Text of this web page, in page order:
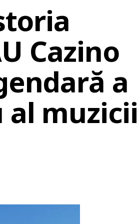
Cazino
a
muzicii